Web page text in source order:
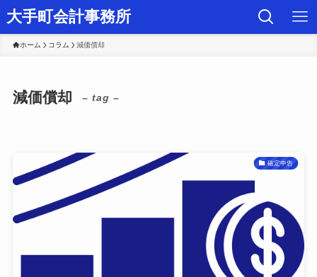
大手町会計事務所
ホーム コラム 減価償却
減価償却 – tag –
確定申告